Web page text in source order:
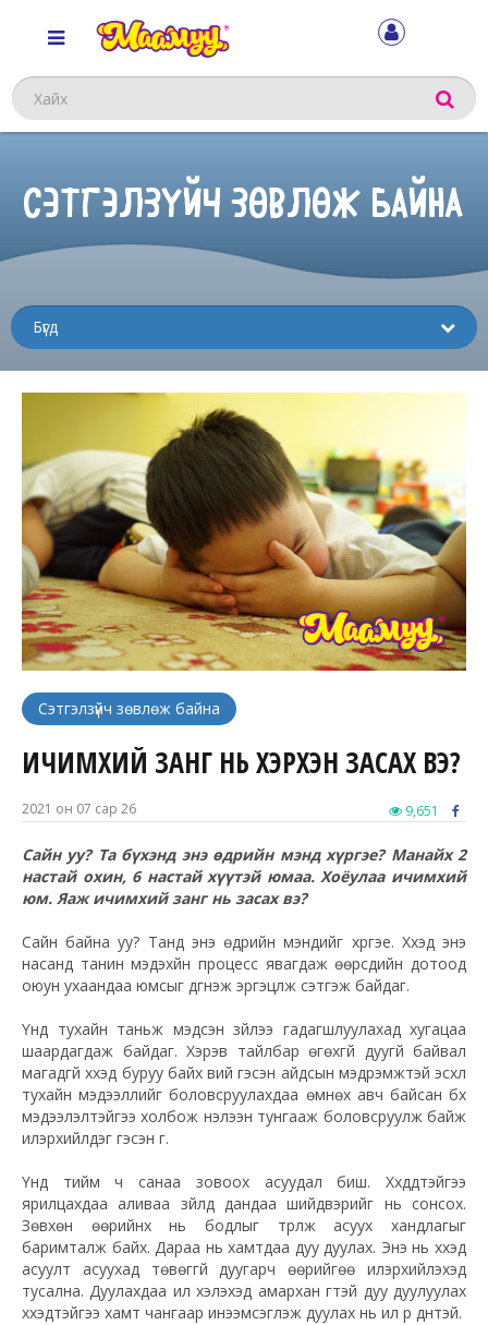
Хайх
СЭТГЭЛЗҮЙЧ ЗӨВЛӨЖ БАЙНА
Сэтгэлзүйч зөвлөж байна
ИЧИМХИЙ ЗАНГ НЬ ХЭРХЭН ЗАСАХ ВЭ?
2021 он 07 сар 26 9,651
Сайн уу? Та бүхэнд энэ өдрийн мэнд хүргэе? Манайх 2
настай охин, 6 настай хүүтэй юмаа. Хоёулаа ичимхий
юм. Яаж ичимхий занг нь засах вэ?
Сайн байна уу? Танд энэ өдрийн мэндийг хүргэе. Хүүхэд энэ
насанд танин мэдэхүйн процесс явагдаж өөрсдийн дотоод
оюун ухаандаа юмсыг дүгнэж эргэцүүлж сэтгэж байдаг.
Үүнд тухайн таньж мэдсэн зүйлээ гадагшлуулахад хугацаа
шаардагдаж байдаг. Хэрэв тайлбар өгөхгүй дуугүй байвал
магадгүй хүүхэд буруу байх вий гэсэн айдсын мэдрэмжтэй эсхүл
тухайн мэдээллийг боловсруулахдаа өмнөх авч байсан бүх
мэдээлэлтэйгээ холбож нэлээн тунгааж боловсруулж байж
илэрхийлдэг гэсэн үг.
Үүнд тийм ч санаа зовоох асуудал биш. Хүүхдүүдтэйгээ
ярилцахдаа аливаа зүйлд дандаа шийдвэрийг нь сонсох.
Зөвхөн өөрийнх нь бодлыг түрүүлж асуух хандлагыг
баримталж байх. Дараа нь хамтдаа дуу дуулах. Энэ нь хүүхэд
асуулт асуухад төвөггүй дуугарч өөрийгөө илэрхийлэхэд
тусална. Дуулахдаа илүү хэлэхэд амархан үгтэй дуу дуулуулах
хүүхэдтэйгээ хамт чангаар инээмсэглэж дуулах нь илүү үр дүнтэй.